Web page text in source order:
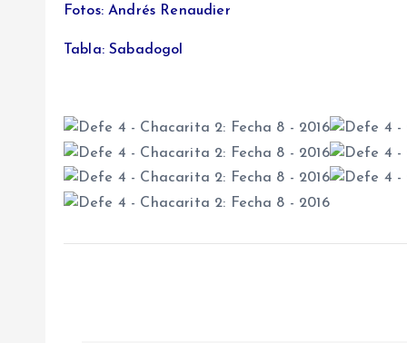
Fotos: Andrés Renaudier
Tabla: Sabadogol